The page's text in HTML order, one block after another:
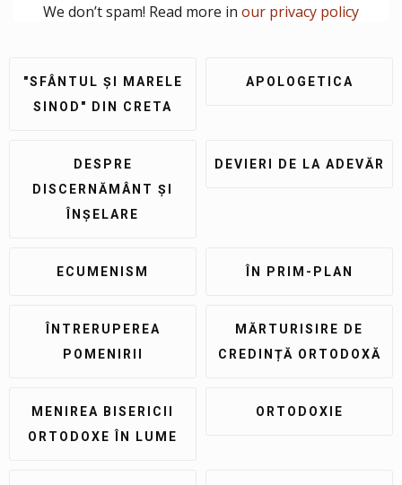
We don’t spam! Read more in our privacy policy
"SFÂNTUL ȘI MARELE
SINOD" DIN CRETA
APOLOGETICA
DESPRE
DISCERNĂMÂNT ȘI
ÎNȘELARE
DEVIERI DE LA ADEVĂR
ECUMENISM ÎN PRIM-PLAN
ÎNTRERUPEREA
POMENIRII
MĂRTURISIRE DE
CREDINȚĂ ORTODOXĂ
MENIREA BISERICII
ORTODOXE ÎN LUME
ORTODOXIE